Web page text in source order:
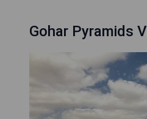
Gohar Pyramids